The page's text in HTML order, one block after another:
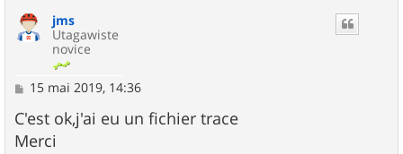
jms
Utagawiste
novice
M
s
s
a
15 mai 2019, 14:36
C'est ok,j'ai eu un fichier trace
Merci